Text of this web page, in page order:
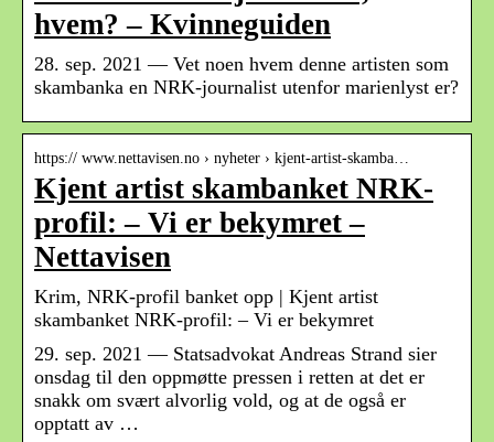
hvem? – Kvinneguiden
28. sep. 2021 — Vet noen hvem denne artisten som
skambanka en NRK-journalist utenfor marienlyst er?
https:// www.nettavisen.no › nyheter › kjent-artist-skamba…
Kjent artist skambanket NRK-
profil: – Vi er bekymret –
Nettavisen
Krim, NRK-profil banket opp | Kjent artist
skambanket NRK-profil: – Vi er bekymret
29. sep. 2021 — Statsadvokat Andreas Strand sier
onsdag til den oppmøtte pressen i retten at det er
snakk om svært alvorlig vold, og at de også er
opptatt av …